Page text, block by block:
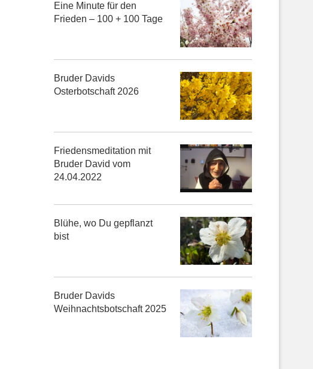
Eine Minute für den
Frieden – 100 + 100 Tage
Bruder Davids
Osterbotschaft 2026
Friedensmeditation mit
Bruder David vom
24.04.2022
Blühe, wo Du gepflanzt
bist
Bruder Davids
Weihnachtsbotschaft 2025